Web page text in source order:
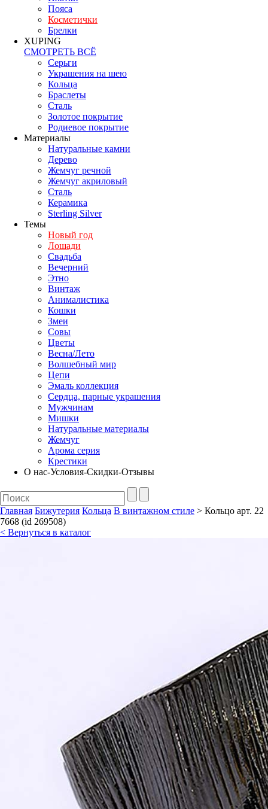
Пояса
Косметички
Брелки
XUPING
СМОТРЕТЬ ВСЁ
Серьги
Украшения на шею
Кольца
Браслеты
Сталь
Золотое покрытие
Родиевое покрытие
Материалы
Натуральные камни
Дерево
Жемчуг речной
Жемчуг акриловый
Сталь
Керамика
Sterling Silver
Темы
Новый год
Лошади
Свадьба
Вечерний
Этно
Винтаж
Анималистика
Кошки
Змеи
Совы
Цветы
Весна/Лето
Волшебный мир
Цепи
Эмаль коллекция
Сердца, парные украшения
Мужчинам
Мишки
Натуральные материалы
Жемчуг
Арома серия
Крестики
О нас-Условия-Скидки-Отзывы
Главная Бижутерия Кольца В винтажном стиле > Кольцо арт. 22
7668 (id 269508)
< Вернуться в каталог